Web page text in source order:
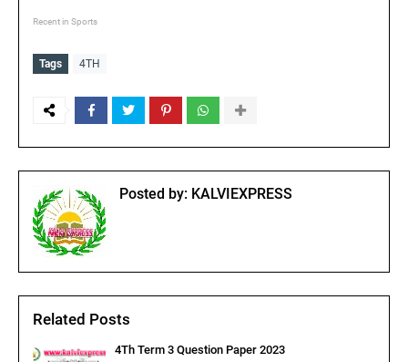
Recent in Sports
Tags 4TH
Posted by: KALVIEXPRESS
Related Posts
4Th Term 3 Question Paper 2023